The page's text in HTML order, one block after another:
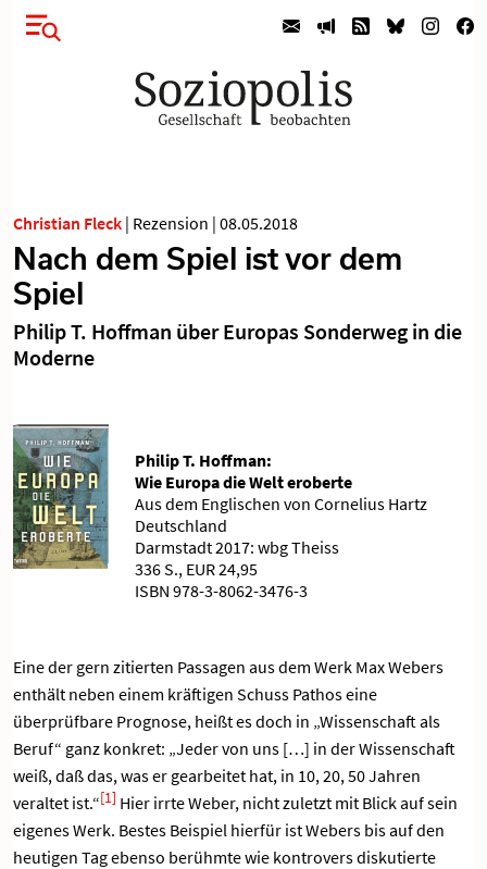
Christian Fleck | Rezension | 08.05.2018
Nach dem Spiel ist vor dem
Spiel
Philip T. Hoffman über Europas Sonderweg in die
Moderne
Philip T. Hoffman:
Wie Europa die Welt eroberte
Aus dem Englischen von Cornelius Hartz
Deutschland
Darmstadt 2017: wbg Theiss
336 S., EUR 24,95
ISBN 978-3-8062-3476-3
Eine der gern zitierten Passagen aus dem Werk Max Webers
enthält neben einem kräftigen Schuss Pathos eine
überprüfbare Prognose, heißt es doch in „Wissenschaft als
Beruf“ ganz konkret: „Jeder von uns […] in der Wissenschaft
weiß, daß das, was er gearbeitet hat, in 10, 20, 50 Jahren
veraltet ist.“[1] Hier irrte Weber, nicht zuletzt mit Blick auf sein
eigenes Werk. Bestes Beispiel hierfür ist Webers bis auf den
heutigen Tag ebenso berühmte wie kontrovers diskutierte